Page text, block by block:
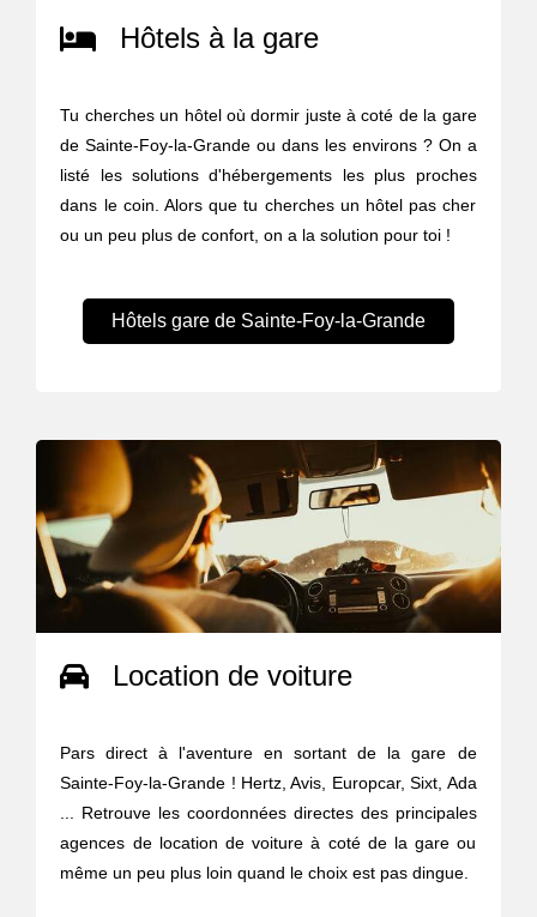
Hôtels à la gare
Tu cherches un hôtel où dormir juste à coté de la gare
de Sainte-Foy-la-Grande ou dans les environs ? On a
listé les solutions d'hébergements les plus proches
dans le coin. Alors que tu cherches un hôtel pas cher
ou un peu plus de confort, on a la solution pour toi !
Hôtels gare de Sainte-Foy-la-Grande
Location de voiture
Pars direct à l'aventure en sortant de la gare de
Sainte-Foy-la-Grande ! Hertz, Avis, Europcar, Sixt, Ada
... Retrouve les coordonnées directes des principales
agences de location de voiture à coté de la gare ou
même un peu plus loin quand le choix est pas dingue.